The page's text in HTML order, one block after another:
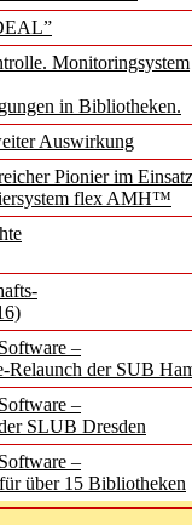
Monitoringsystem
in Bibliotheken.
Auswirkung
Pionier im
flex AMH™
–
Relaunch der SUB
–
SLUB Dresden
–
über 15 Bibliotheken
von
Welt
bis
in der
Media